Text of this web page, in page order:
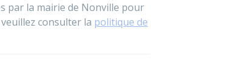
par la mairie de Nonville pour
consulter la politique de